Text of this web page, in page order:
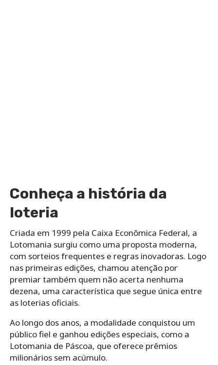
Conheça a história da
loteria
Criada em 1999 pela Caixa Econômica Federal, a
Lotomania surgiu como uma proposta moderna,
com sorteios frequentes e regras inovadoras. Logo
nas primeiras edições, chamou atenção por
premiar também quem não acerta nenhuma
dezena, uma característica que segue única entre
as loterias oficiais.
Ao longo dos anos, a modalidade conquistou um
público fiel e ganhou edições especiais, como a
Lotomania de Páscoa, que oferece prêmios
milionários sem acúmulo.